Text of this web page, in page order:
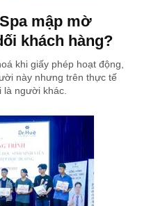
mập mờ
khách hàng?
khi giấy phép hoạt động,
này nhưng trên thực tế
là người khác.